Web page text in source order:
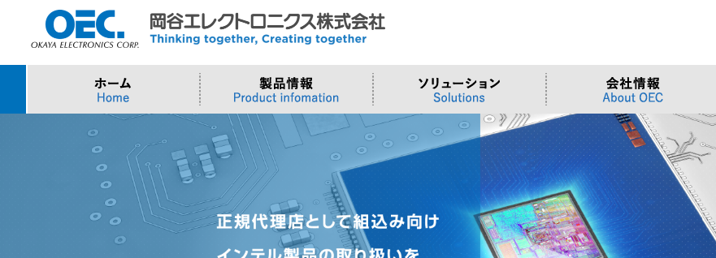
>Intel (IoT/Embedded)
>Intel Arc Graphics
ソフトウェア・クラウド
>Microsoft Azure
>Windows IoT
>Trellix
>AMI
システム
>Embeddedシステム
>オンライン資格確認端末
>周辺デバイス
サーバー/
>液体冷
>DCBBS
>インテル IoTソリューション
>評価開発キット
>LLMソリューション
スマートシティ・DX
>ナガレミル / 人流・交通観測
>OTセキュリティ
>Edgeシリーズ
>Elementシリーズ
>Stellarシリーズ
>ものづく
>有償技術
>小型PC
>カスタ
>台湾ソ
>トップメッセージ >沿革 >拠点一覧
>その他・採用お問い合わせ >当社向けご提案フォーム